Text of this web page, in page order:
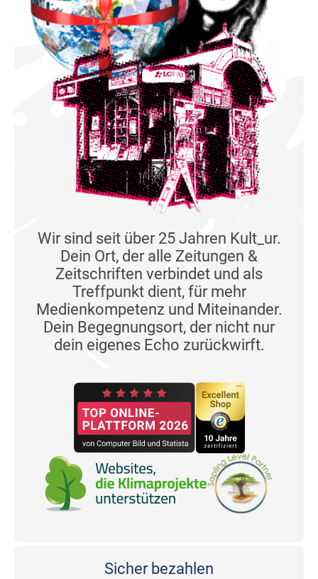
Wir sind seit über 25 Jahren Kult_ur.
Dein Ort, der alle Zeitungen &
Zeitschriften verbindet und als
Treffpunkt dient, für mehr
Medienkompetenz und Miteinander.
Dein Begegnungsort, der nicht nur
dein eigenes Echo zurückwirft.
Sicher bezahlen